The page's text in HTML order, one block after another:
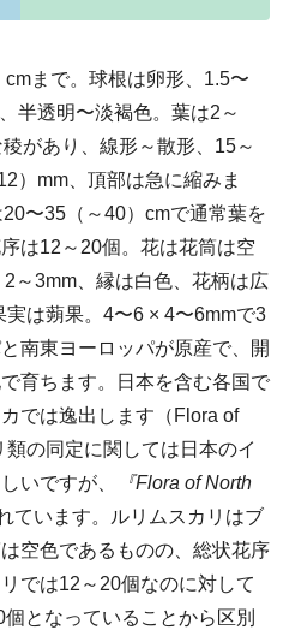
まで。球根は卵形、1.5〜
半透明〜淡褐色。葉は2～
があり、線形～散形、15～
）mm、頂部は急に縮みま
〜35（～40）cmで通常葉を
は12～20個。花は花筒は空
～3mm、縁は白色、花柄は広
は蒴果。4〜6 × 4〜6mmで3
南東ヨーロッパが原産で、開
育ちます。日本を含む各国で
では逸出します（Flora of
の同定に関しては日本のイ
いですが、
『Flora of North
ています。ルリムスカリはブ
空色であるものの、総状花序
では12～20個なのに対して
となっていることから区別